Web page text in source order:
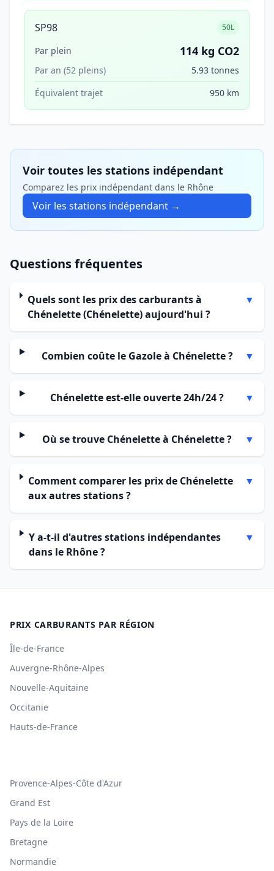
SP98 50L
Par plein 114 kg CO2
Par an (52 pleins)
5.93 tonnes
Équivalent trajet
950 km
Voir toutes les stations indépendant
Comparez les prix indépendant dans le Rhône
Voir les stations indépendant →
Questions fréquentes
Quels sont les prix des carburants à
Chénelette (Chénelette) aujourd'hui ?
▼
Combien coûte le Gazole à Chénelette ? ▼
Chénelette est-elle ouverte 24h/24 ? ▼
Où se trouve Chénelette à Chénelette ? ▼
Comment comparer les prix de Chénelette
aux autres stations ?
▼
Y a-t-il d'autres stations indépendantes
dans le Rhône ?
▼
PRIX CARBURANTS PAR RÉGION
Île-de-France
Auvergne-Rhône-Alpes
Nouvelle-Aquitaine
Occitanie
Hauts-de-France
Provence-Alpes-Côte d'Azur
Grand Est
Pays de la Loire
Bretagne
Normandie